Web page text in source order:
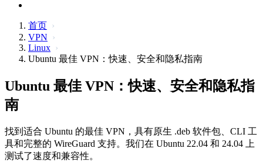
首页
VPN
Linux
Ubuntu 最佳 VPN：快速、安全和隐私指南
Ubuntu 最佳 VPN：快速、安全和隐私指
南
找到适合 Ubuntu 的最佳 VPN，具有原生 .deb 软件包、CLI 工
具和完整的 WireGuard 支持。我们在 Ubuntu 22.04 和 24.04 上
测试了速度和兼容性。